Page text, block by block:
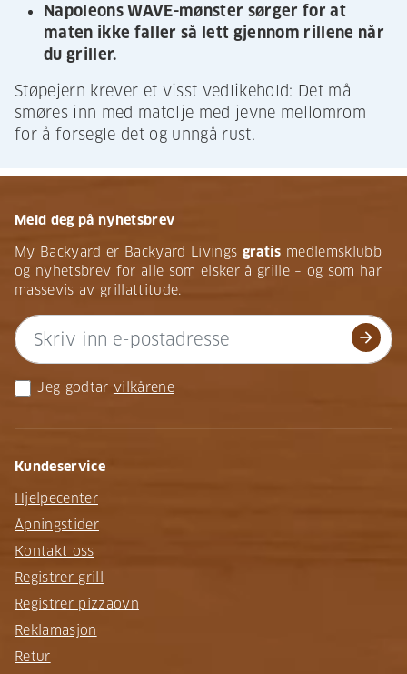
Napoleons WAVE-mønster sørger for at
maten ikke faller så lett gjennom rillene når
du griller.
Støpejern krever et visst vedlikehold: Det må
smøres inn med matolje med jevne mellomrom
for å forsegle det og unngå rust.
Meld deg på nyhetsbrev
My Backyard er Backyard Livings gratis medlemsklubb
og nyhetsbrev for alle som elsker å grille – og som har
massevis av grillattitude.
arrow_forward
Jeg godtar vilkårene
Kundeservice
Hjelpecenter
Åpningstider
Kontakt oss
Registrer grill
Registrer pizzaovn
Reklamasjon
Retur